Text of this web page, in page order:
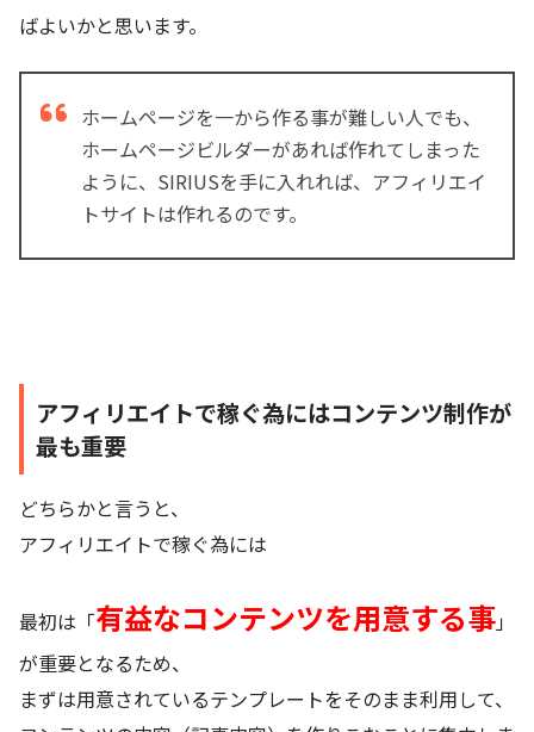
ばよいかと思います。
ホームページを一から作る事が難しい人でも、
ホームページビルダーがあれば作れてしまった
ように、SIRIUSを手に入れれば、アフィリエイ
トサイトは作れるのです。
アフィリエイトで稼ぐ為にはコンテンツ制作が
最も重要
どちらかと言うと、
アフィリエイトで稼ぐ為には
最初は「有益なコンテンツを用意する事」
が重要となるため、
まずは用意されているテンプレートをそのまま利用して、